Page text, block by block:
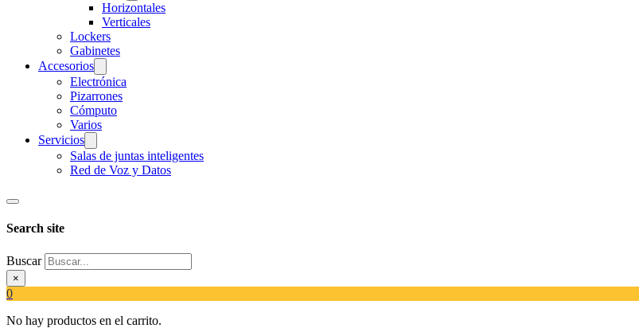
Horizontales
Verticales
Lockers
Gabinetes
Accesorios
Electrónica
Pizarrones
Cómputo
Varios
Servicios
Salas de juntas inteligentes
Red de Voz y Datos
Search site
Buscar
×
0
No hay productos en el carrito.